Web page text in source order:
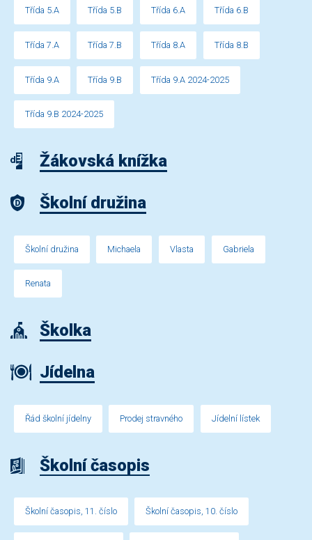
Třída 5.A Třída 5.B Třída 6.A Třída 6.B
Třída 7.A Třída 7.B Třída 8.A Třída 8.B
Třída 9.A Třída 9.B Třída 9.A 2024-2025
Třída 9.B 2024-2025
Žákovská knížka
Školní družina
Školní družina Michaela Vlasta Gabriela
Renata
Školka
Jídelna
Řád školní jídelny Prodej stravného Jídelní lístek
Školní časopis
Školní časopis, 11. číslo Školní časopis, 10. číslo